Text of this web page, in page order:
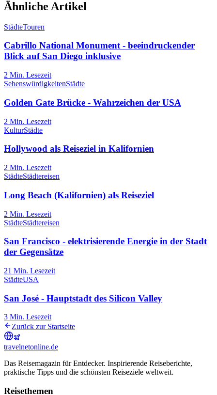
Ähnliche Artikel
StädteTouren
Cabrillo National Monument - beeindruckender
Blick auf San Diego inklusive
2 Min. Lesezeit
SehenswürdigkeitenStädte
Golden Gate Brücke - Wahrzeichen der USA
2 Min. Lesezeit
KulturStädte
Hollywood als Reiseziel in Kalifornien
2 Min. Lesezeit
StädteStädtereisen
Long Beach (Kalifornien) als Reiseziel
2 Min. Lesezeit
StädteStädtereisen
San Francisco - elektrisierende Energie in der Stadt
der Gegensätze
21 Min. Lesezeit
StädteUSA
San José - Hauptstadt des Silicon Valley
3 Min. Lesezeit
Zurück zur Startseite
travelnetonline.de
Das Reisemagazin für Entdecker. Inspirierende Reiseberichte,
praktische Tipps und die schönsten Reiseziele weltweit.
Reisethemen